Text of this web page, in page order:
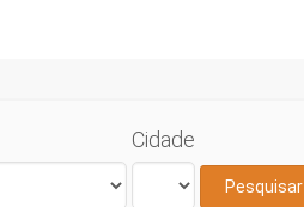
Cidade
Pesquisar